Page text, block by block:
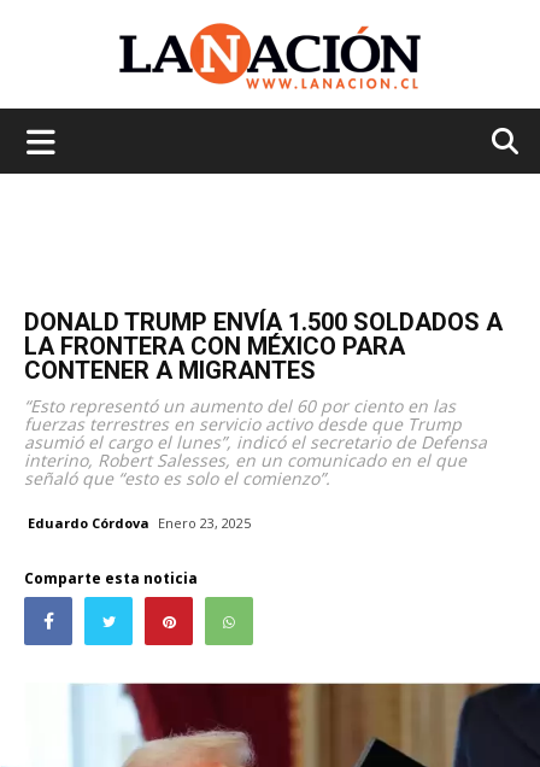
DONALD TRUMP ENVÍA 1.500 SOLDADOS A
LA FRONTERA CON MÉXICO PARA
CONTENER A MIGRANTES
“Esto representó un aumento del 60 por ciento en las
fuerzas terrestres en servicio activo desde que Trump
asumió el cargo el lunes”, indicó el secretario de Defensa
interino, Robert Salesses, en un comunicado en el que
señaló que “esto es solo el comienzo”.
Eduardo Córdova Enero 23, 2025
Comparte esta noticia